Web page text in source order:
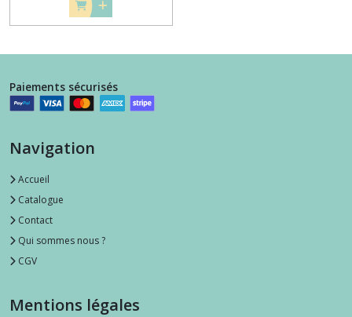
Paiements sécurisés
Navigation
Accueil
Catalogue
Contact
Qui sommes nous ?
CGV
Mentions légales